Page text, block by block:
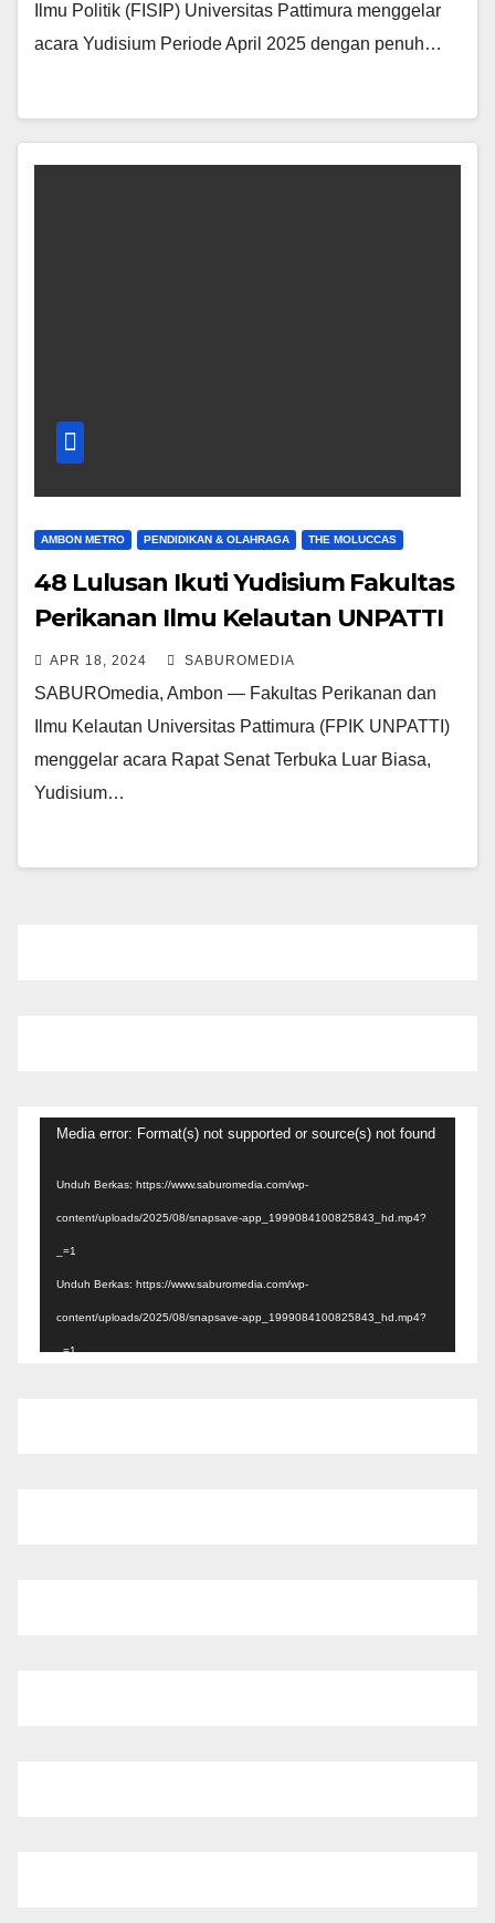
Ilmu Politik (FISIP) Universitas Pattimura menggelar
acara Yudisium Periode April 2025 dengan penuh…
AMBON METRO PENDIDIKAN & OLAHRAGA THE MOLUCCAS
48 Lulusan Ikuti Yudisium Fakultas
Perikanan Ilmu Kelautan UNPATTI
APR 18, 2024 SABUROMEDIA
SABUROmedia, Ambon — Fakultas Perikanan dan
Ilmu Kelautan Universitas Pattimura (FPIK UNPATTI)
menggelar acara Rapat Senat Terbuka Luar Biasa,
Yudisium…
Pemutar
Media error: Format(s) not supported or source(s) not found
Unduh Berkas: https://www.saburomedia.com/wp-
content/uploads/2025/08/snapsave-app_1999084100825843_hd.mp4?
_=1
Unduh Berkas: https://www.saburomedia.com/wp-
content/uploads/2025/08/snapsave-app_1999084100825843_hd.mp4?
_=1